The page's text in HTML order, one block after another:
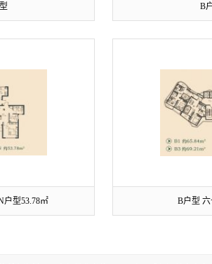
B
户型53.78㎡ B户型